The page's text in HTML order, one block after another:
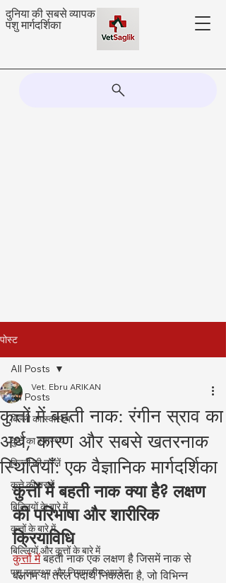
दुनिया की सबसे व्यापक
पशु मार्गदर्शिका
पोस्ट
All Posts
बिल्ली का स्वास्थ्य
कुत्ते का स्वास्थ्य
बिल्ली की नस्लें
कुत्ते की नस्लें
बिल्लियों के बारे में
कुत्तों के बारे में
बिल्लियों और कुत्तों के बारे में
पशु स्वास्थ्य और नियामकीय अपडेट
All Posts
कुत्तों में बहती नाक: रंगीन स्राव का
अर्थ, कारण और सबसे खतरनाक
स्थितियाँ: एक वैज्ञानिक मार्गदर्शिका
Vet. Ebru ARIKAN
कुत्तों में बहती नाक क्या है? लक्षण
की परिभाषा और शारीरिक
क्रियाविधि
कुत्तों में बहती नाक एक लक्षण है जिसमें नाक से
बलगम या तरल पदार्थ निकलता है, जो विभिन्न